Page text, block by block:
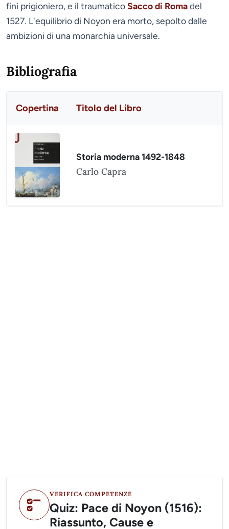
finì prigioniero, e il traumaticoSacco di Romadel
1527. L'equilibrio di Noyon era morto, sepolto dalle
ambizioni di una monarchia universale.
Bibliografia
Copertina Titolo del Libro
Storia moderna 1492-1848
Carlo Capra
VERIFICA COMPETENZE
Quiz: Pace di Noyon (1516):
Riassunto, Cause e